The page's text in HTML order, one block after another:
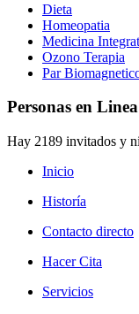
Dieta
Homeopatia
Medicina
Ozono Terapia
Par
Personas en Linea
Hay 2189 invitados y
Inicio
Historía
Contacto directo
Hacer Cita
Servicios